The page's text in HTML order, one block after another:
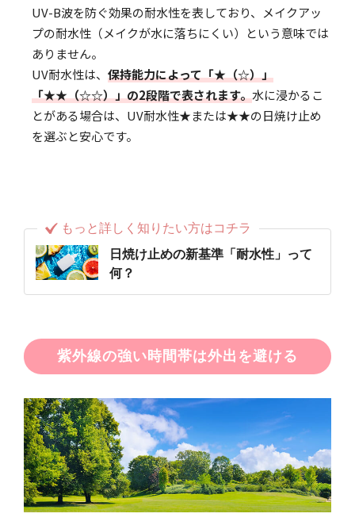
UV-B波を防ぐ効果の耐水性を表しており、メイクアッ
プの耐水性（メイクが水に落ちにくい）という意味では
ありません。
UV耐水性は、 保持能力によって「★（☆）」
「★★（☆☆）」の2段階で表されます。水に浸かるこ
とがある場合は、UV耐水性★または★★の日焼け止め
を選ぶと安心です。
もっと詳しく知りたい方はコチラ
日焼け止めの新基準「耐水性」って
何？
紫外線の強い時間帯は外出を避ける